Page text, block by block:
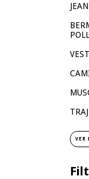
VER